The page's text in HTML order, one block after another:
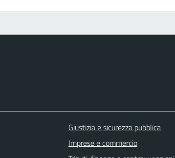
Giustizia e sicurezza pubblica
Imprese e commercio